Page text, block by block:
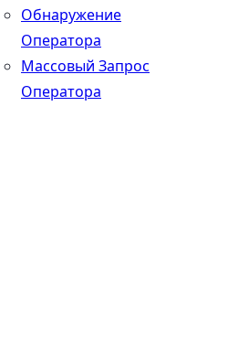
Обнаружение
Оператора
Массовый Запрос
Оператора